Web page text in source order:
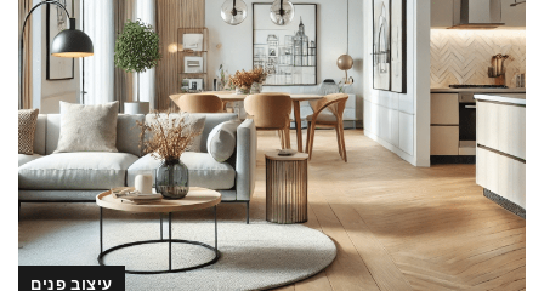
עיצוב פנים